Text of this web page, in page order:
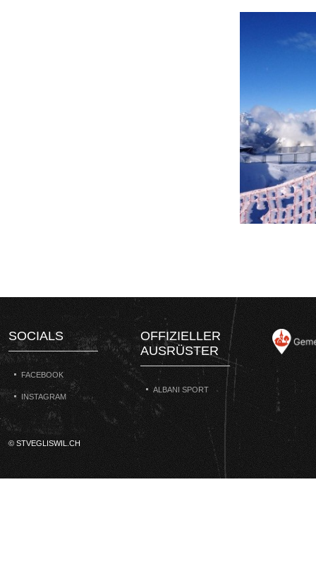
SOCIALS
FACEBOOK
INSTAGRAM
OFFIZIELLER
AUSRÜSTER
ALBANI SPORT
© STVEGLISWIL.CH